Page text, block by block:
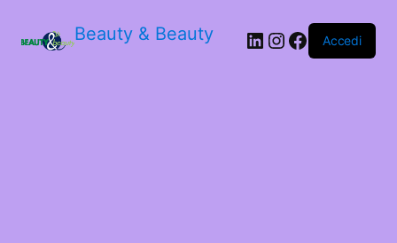
Beauty & Beauty LinkedIn
Instagram
Facebook
Accedi